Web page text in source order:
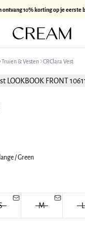
ontvang 10% korting op je eerste
Truien & Vesten CRClara Vest
/ Green
M L